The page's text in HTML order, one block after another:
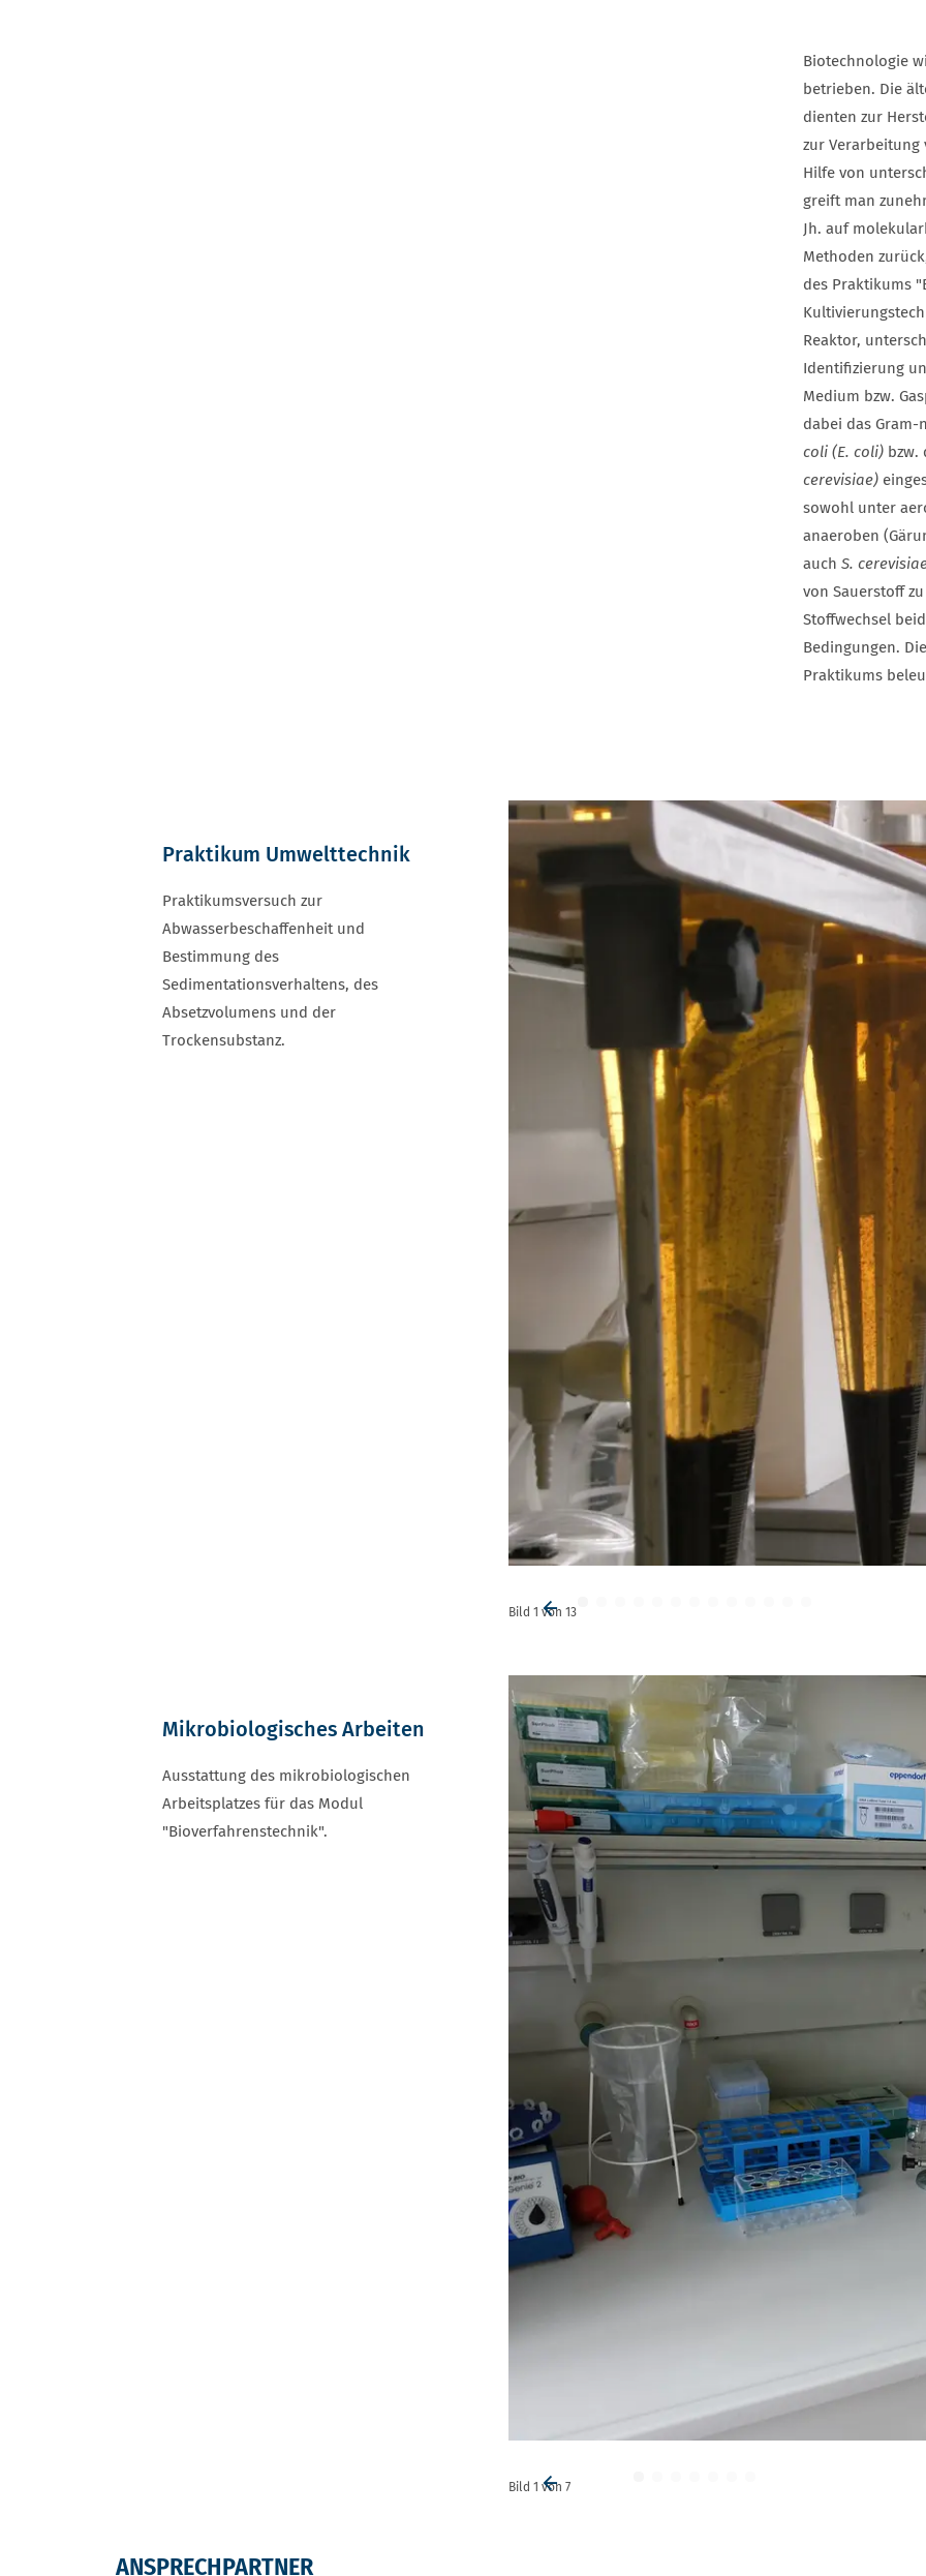
Biotechnologie
betrieben. Die
dienten zur
zur Verarbeitung
Hilfe von
greift man
Jh. auf
Methoden
des Praktikums
Reaktor,
Identifizierung
Medium bzw.
dabei das
coli (E. coli) bzw.
cerevisiae)
sowohl unter
anaeroben
auch S.
von Sauerstoff zu
Stoffwechsel
Bedingungen.
Praktikums
Praktikum Umwelttechnik
Praktikumsversuch zur
Abwasserbeschaffenheit und
Bestimmung des
Sedimentationsverhaltens, des
Absetzvolumens und der
Trockensubstanz.
Bild 1 von 13
Mikrobiologisches Arbeiten
Ausstattung des mikrobiologischen
Arbeitsplatzes für das Modul
"Bioverfahrenstechnik".
Bild 1 von 7
ANSPRECHPARTNER